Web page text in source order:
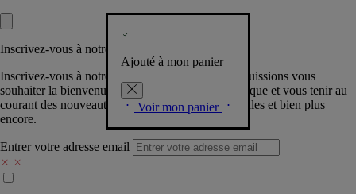
Ajouté à mon panier
Voir mon panier
Inscrivez-vous à notre Newsletter
Inscrivez-vous à notre newsletter pour que nous puissions vous
souhaiter la bienvenue dans la communauté Diptyque et vous tenir au
courant des nouveautés, événements, offres spéciales et bien plus
encore.
Entrer votre adresse email